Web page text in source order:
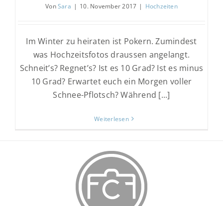
VonSara | 10. November 2017 | Hochzeiten
Im Winter zu heiraten ist Pokern. Zumindest
was Hochzeitsfotos draussen angelangt.
Schneit’s? Regnet’s? Ist es 10 Grad? Ist es minus
10 Grad? Erwartet euch ein Morgen voller
Schnee-Pflotsch? Während [...]
Weiterlesen